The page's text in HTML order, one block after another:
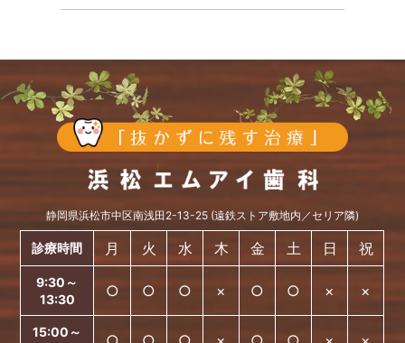
静岡県浜松市中区南浅田2-13-25 (遠鉄ストア敷地内／セリア隣)
診療時間 月 火 水 木 金 土 日 祝
9:30～
13:30
○ ○ ○ × ○ ○ × ×
15:00～